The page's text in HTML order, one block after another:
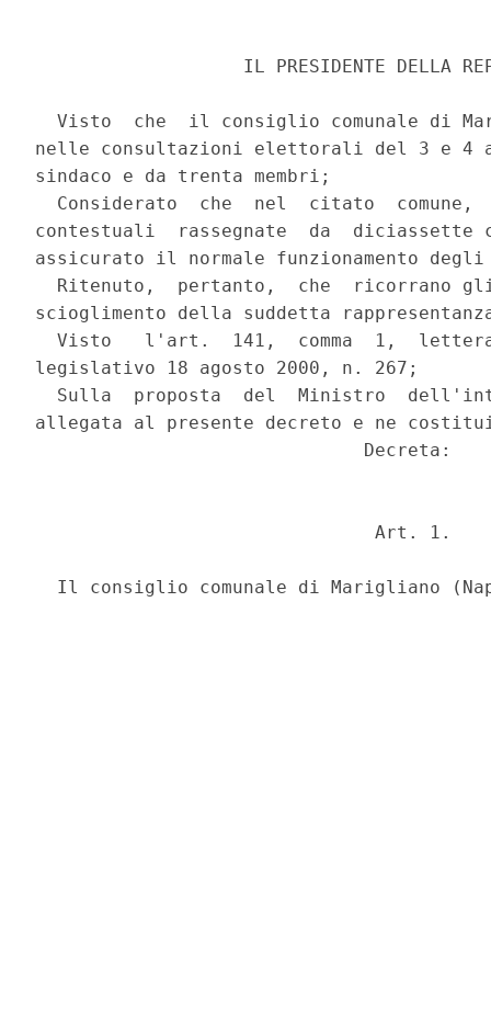
IL PRESIDENTE DELLA
Visto  che  il consiglio comunale di
nelle consultazioni elettorali del 3 e 4
sindaco e da trenta membri;
Considerato  che  nel  citato  comune,
contestuali  rassegnate  da  diciassette
assicurato il normale funzionamento
Ritenuto,  pertanto,  che  ricorrano
scioglimento della suddetta
Visto   l'art.  141,  comma  1,
legislativo 18 agosto 2000, n. 267;
Sulla  proposta  del  Ministro
allegata al presente decreto e ne
                              Decreta:
                               Art. 1.